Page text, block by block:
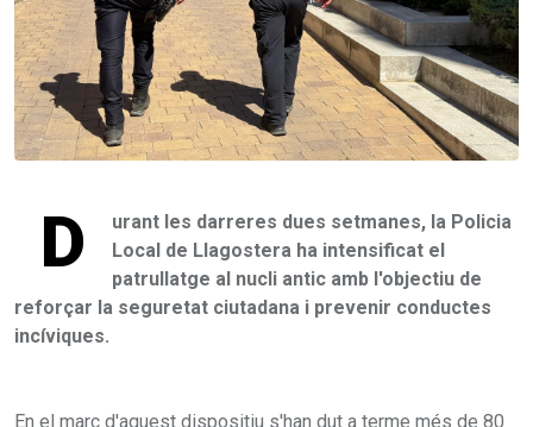
D
urant les darreres dues setmanes, la Policia
Local de Llagostera ha intensificat el
patrullatge al nucli antic amb l'objectiu de
reforçar la seguretat ciutadana i prevenir conductes
incíviques.
En el marc d'aquest dispositiu s'han dut a terme més de 80